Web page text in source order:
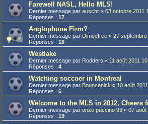
Farewell NASL, Hello MLS!
Dernier message par auschr « 03 octobre 2011
Réponses : 17
Anglophone Firm?
Dernier message par Dimeetree « 27 septembre
Réponses : 18
Westlake
Dernier message par Rodders « 11 août 2011
Réponses : 4
Watching soccoer in Montreal
Dernier message par Bouncenick « 10 août
Réponses : 6
Welcome to the MLS in 2012, Cheers
Dernier message par onze puccino 93 « 07 août
Réponses : 19